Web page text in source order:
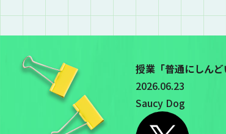
授業「普通にしん
2026.06.23
Saucy Dog